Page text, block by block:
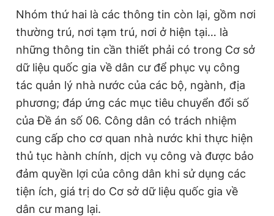
Nhóm thứ hai là các thông tin còn lại, gồm nơi
thường trú, nơi tạm trú, nơi ở hiện tại… là
những thông tin cần thiết phải có trong Cơ sở
dữ liệu quốc gia về dân cư để phục vụ công
tác quản lý nhà nước của các bộ, ngành, địa
phương; đáp ứng các mục tiêu chuyển đổi số
của Đề án số 06. Công dân có trách nhiệm
cung cấp cho cơ quan nhà nước khi thực hiện
thủ tục hành chính, dịch vụ công và được bảo
đảm quyền lợi của công dân khi sử dụng các
tiện ích, giá trị do Cơ sở dữ liệu quốc gia về
dân cư mang lại.